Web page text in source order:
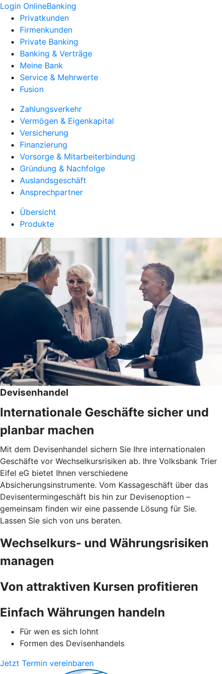
Login OnlineBanking
Privatkunden
Firmenkunden
Private Banking
Banking & Verträge
Meine Bank
Service & Mehrwerte
Fusion
Zahlungsverkehr
Vermögen & Eigenkapital
Versicherung
Finanzierung
Vorsorge & Mitarbeiterbindung
Gründung & Nachfolge
Auslandsgeschäft
Ansprechpartner
Übersicht
Produkte
Devisenhandel
Internationale Geschäfte sicher und
planbar machen
Mit dem Devisenhandel sichern Sie Ihre internationalen
Geschäfte vor Wechselkursrisiken ab. Ihre Volksbank Trier
Eifel eG bietet Ihnen verschiedene
Absicherungsinstrumente. Vom Kassageschäft über das
Devisentermingeschäft bis hin zur Devisenoption –
gemeinsam finden wir eine passende Lösung für Sie.
Lassen Sie sich von uns beraten.
Wechselkurs- und Währungsrisiken
managen
Von attraktiven Kursen profitieren
Einfach Währungen handeln
Für wen es sich lohnt
Formen des Devisenhandels
Jetzt Termin vereinbaren